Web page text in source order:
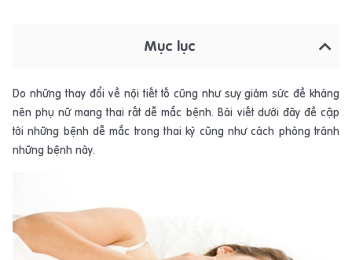
Mục lục
Do những thay đổi về nội tiết tố cũng như suy giảm sức đề kháng
nên phụ nữ mang thai rất dễ mắc bệnh. Bài viết dưới đây đề cập
tới những bệnh dễ mắc trong thai kỳ cũng như cách phòng tránh
những bệnh này.